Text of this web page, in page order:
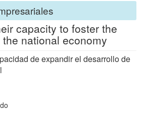
capacity to foster the
national economy
de expandir el desarrollo de